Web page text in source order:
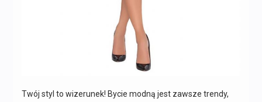
Twój styl to wizerunek! Bycie modną jest zawsze trendy,